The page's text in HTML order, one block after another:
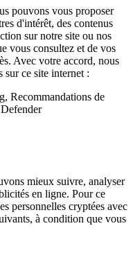
pouvons vous proposer
d'intérêt, des contenus
sur notre site ou nos
vous consultez et de vos
Avec votre accord, nous
sur ce site internet :
Recommandations de
mieux suivre, analyser
en ligne. Pour ce
personnelles cryptées avec
à condition que vous